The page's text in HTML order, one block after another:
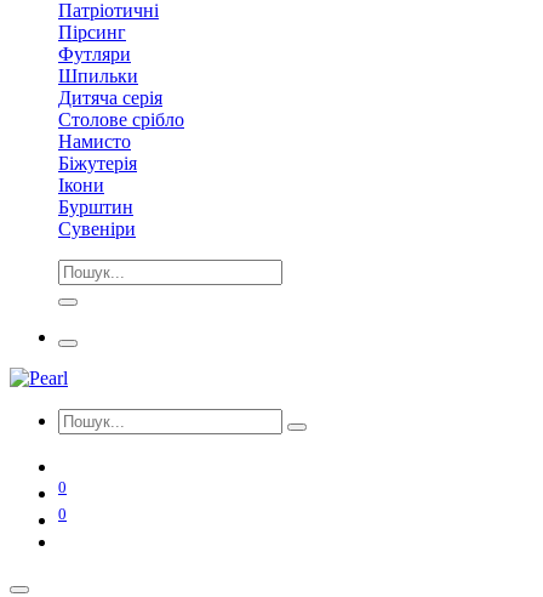
Патріотичні
Пірсинг
Футляри
Шпильки
Дитяча серія
Столове срібло
Намисто
Біжутерія
Ікони
Бурштин
Сувеніри
0
0